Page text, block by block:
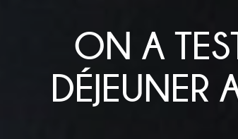
ON A
DÉJEUNER